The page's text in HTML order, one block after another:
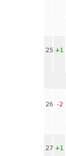
25 +1
26 -2
27 +1